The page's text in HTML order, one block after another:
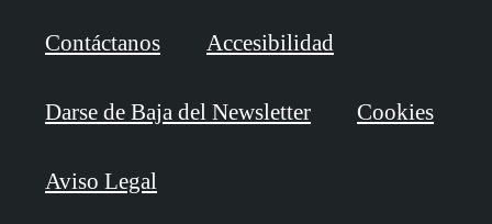
Contáctanos Accesibilidad
Darse de Baja del Newsletter Cookies
Aviso Legal